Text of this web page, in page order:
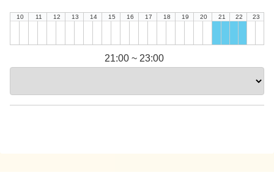
10 11 12 13 14 15 16 17 18 19 20 21 22 23
21:00 ~ 23:00